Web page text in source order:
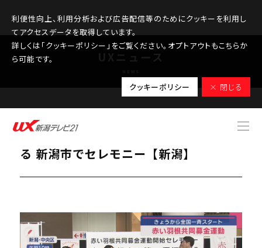
利便性向上、利用分析および広告配信等のためにクッキーを利用し
てアクセスデータを取得しています。
詳しくは「クッキーポリシー」をご覧ください。オプトアウトもこちらか
ら可能です。
クッキーポリシー × 閉じる
2025.10.01
「赤い羽根共同募金」が全国一斉で始ま
る 新潟市でセレモニー【新潟】